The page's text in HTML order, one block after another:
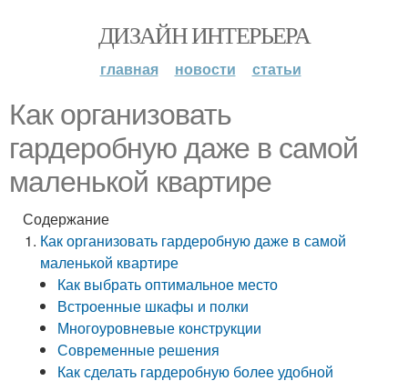
ДИЗАЙН ИНТЕРЬЕРА
главная новости статьи
Как организовать
гардеробную даже в самой
маленькой квартире
Содержание
Как организовать гардеробную даже в самой
маленькой квартире
Как выбрать оптимальное место
Встроенные шкафы и полки
Многоуровневые конструкции
Современные решения
Как сделать гардеробную более удобной